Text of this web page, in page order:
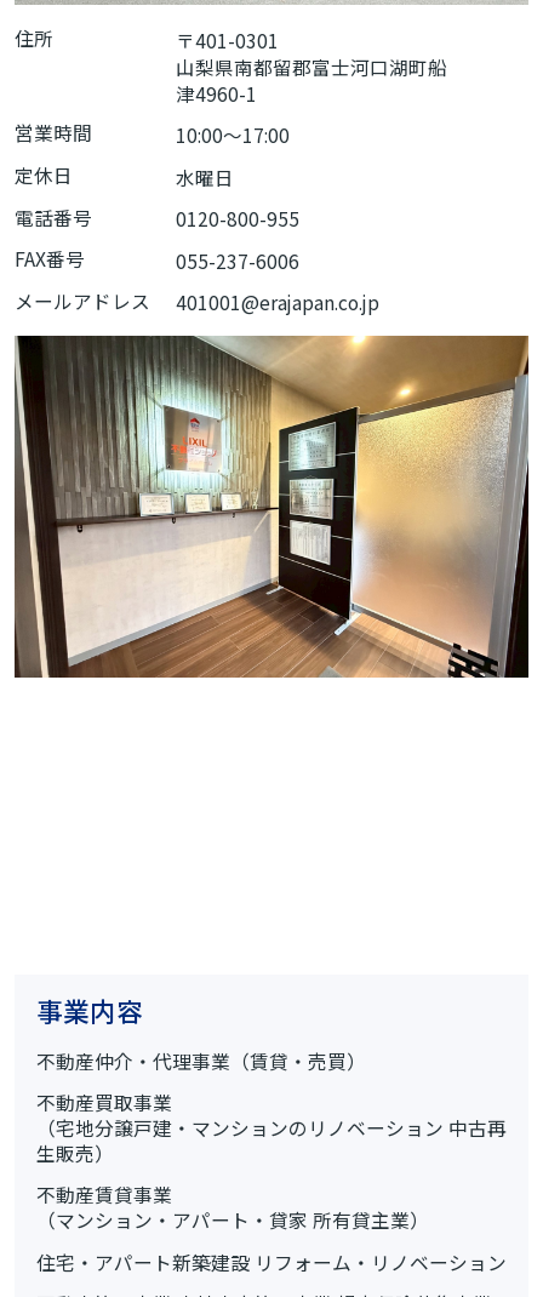
住所
〒401-0301
山梨県南都留郡富士河口湖町船
津4960-1
営業時間 10:00〜17:00
定休日 水曜日
電話番号 0120-800-955
FAX番号 055-237-6006
メールアドレス 401001@erajapan.co.jp
事業内容
不動産仲介・代理事業（賃貸・売買）
不動産買取事業
（宅地分譲戸建・マンションのリノベーション 中古再
生販売）
不動産賃貸事業
（マンション・アパート・貸家 所有貸主業）
住宅・アパート新築建設 リフォーム・リノベーション